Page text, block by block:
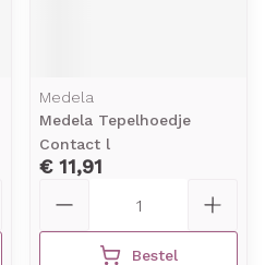
Medela
Medela Tepelhoedje
Contact l
€ 11,91
Bestel